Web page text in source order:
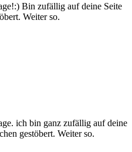
Bin zufällig auf deine Seite
Weiter so.
ich bin ganz zufällig auf deine
gestöbert. Weiter so.